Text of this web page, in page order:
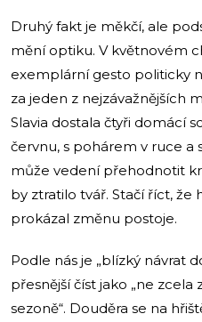
Druhý fakt je měkčí, ale
mění optiku. V květnovém
exemplární gesto politicky
za jeden z nejzávažnějších
Slavia dostala čtyři domácí
červnu, s pohárem v ruce a
může vedení přehodnotit
by ztratilo tvář. Stačí říct, že
prokázal změnu postoje.
Podle nás je „blízký návrat
přesnější číst jako „ne
sezoně“. Douděra se na